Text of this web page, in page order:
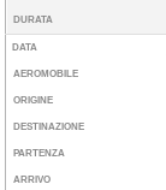
DURATA
DATA
AEROMOBILE
ORIGINE
DESTINAZIONE
PARTENZA
ARRIVO